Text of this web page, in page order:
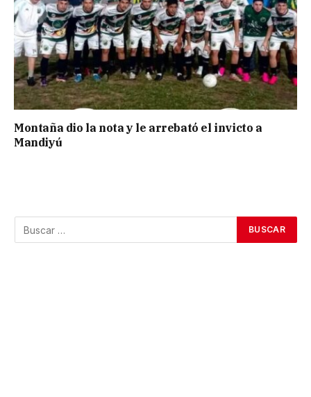
Montaña dio la nota y le arrebató el invicto a
Mandiyú